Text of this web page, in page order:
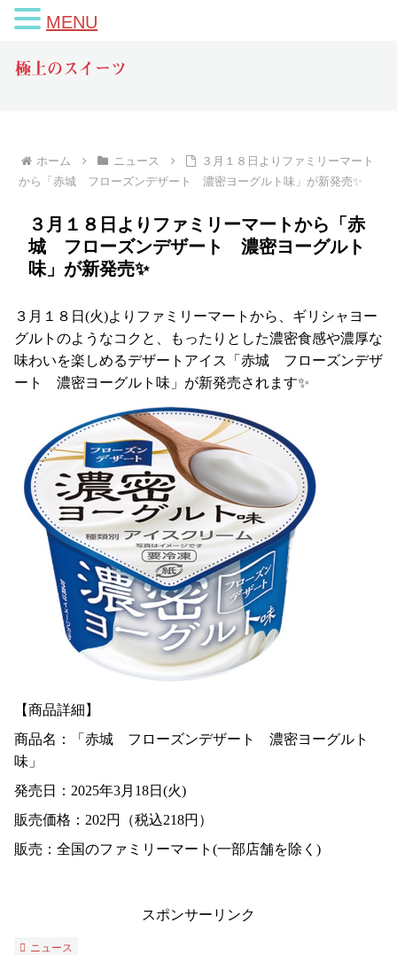
極上のスイーツ
ホーム ニュース
３月１８日よりファミリーマート
から「赤城 フローズンデザート 濃密ヨーグルト味」が新発売✨
３月１８日よりファミリーマートから「赤
城 フローズンデザート 濃密ヨーグルト
味」が新発売✨
３月１８日(火)よりファミリーマートから、ギリシャヨー
グルトのようなコクと、もったりとした濃密食感や濃厚な
味わいを楽しめるデザートアイス「赤城 フローズンデザ
ート 濃密ヨーグルト味」が新発売されます✨
【商品詳細】
商品名：「赤城 フローズンデザート 濃密ヨーグルト
味」
発売日：2025年3月18日(火)
販売価格：202円（税込218円）
販売：全国のファミリーマート(一部店舗を除く)
スポンサーリンク
ニュース
MENU